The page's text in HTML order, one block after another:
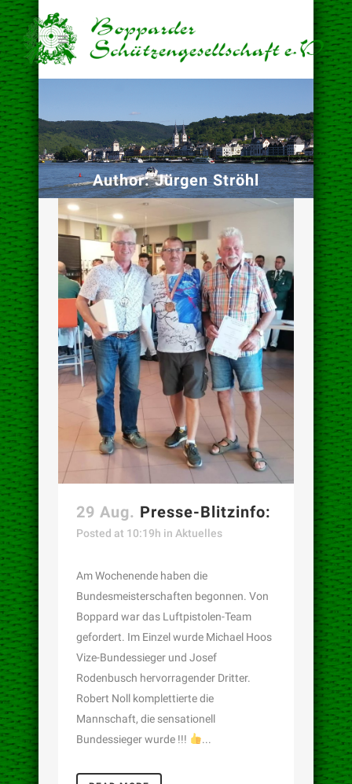
Author: Jürgen Ströhl
29 Aug. Presse-Blitzinfo:
Posted at 10:19h in Aktuelles
Am Wochenende haben die
Bundesmeisterschaften begonnen. Von
Boppard war das Luftpistolen-Team
gefordert. Im Einzel wurde Michael Hoos
Vize-Bundessieger und Josef
Rodenbusch hervorragender Dritter.
Robert Noll komplettierte die
Mannschaft, die sensationell
Bundessieger wurde !!!
...